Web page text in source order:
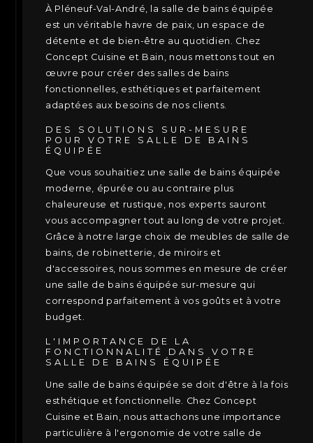
À Pléneuf-Val-André, la salle de bains équipée
est un véritable havre de paix, un espace de
détente et de bien-être au quotidien. Chez
Concept Cuisine et Bain, nous mettons tout en
œuvre pour créer des salles de bains
fonctionnelles, esthétiques et parfaitement
adaptées aux besoins de nos clients.
DES SOLUTIONS SUR-MESURE
POUR VOTRE SALLE DE BAINS
ÉQUIPÉE
Que vous souhaitiez une salle de bains équipée
moderne, épurée ou au contraire plus
chaleureuse et rustique, nos experts sauront
vous accompagner tout au long de votre projet.
Grâce à notre large choix de meubles de salle de
bains, de robinetterie, de miroirs et
d'accessoires, nous sommes en mesure de créer
une salle de bains équipée sur-mesure qui
correspond parfaitement à vos goûts et à votre
budget.
L'IMPORTANCE DE LA
FONCTIONNALITÉ DANS VOTRE
SALLE DE BAINS ÉQUIPÉE
Une salle de bains équipée se doit d'être à la fois
esthétique et fonctionnelle. Chez Concept
Cuisine et Bain, nous attachons une importance
particulière à l'ergonomie de votre salle de